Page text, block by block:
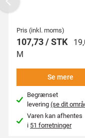
Pris (inkl. moms)
107,73 / STK
M
Se mere
Begrænset
levering(se dit
Varen kan afhentes
i 51 forretninger
Previous